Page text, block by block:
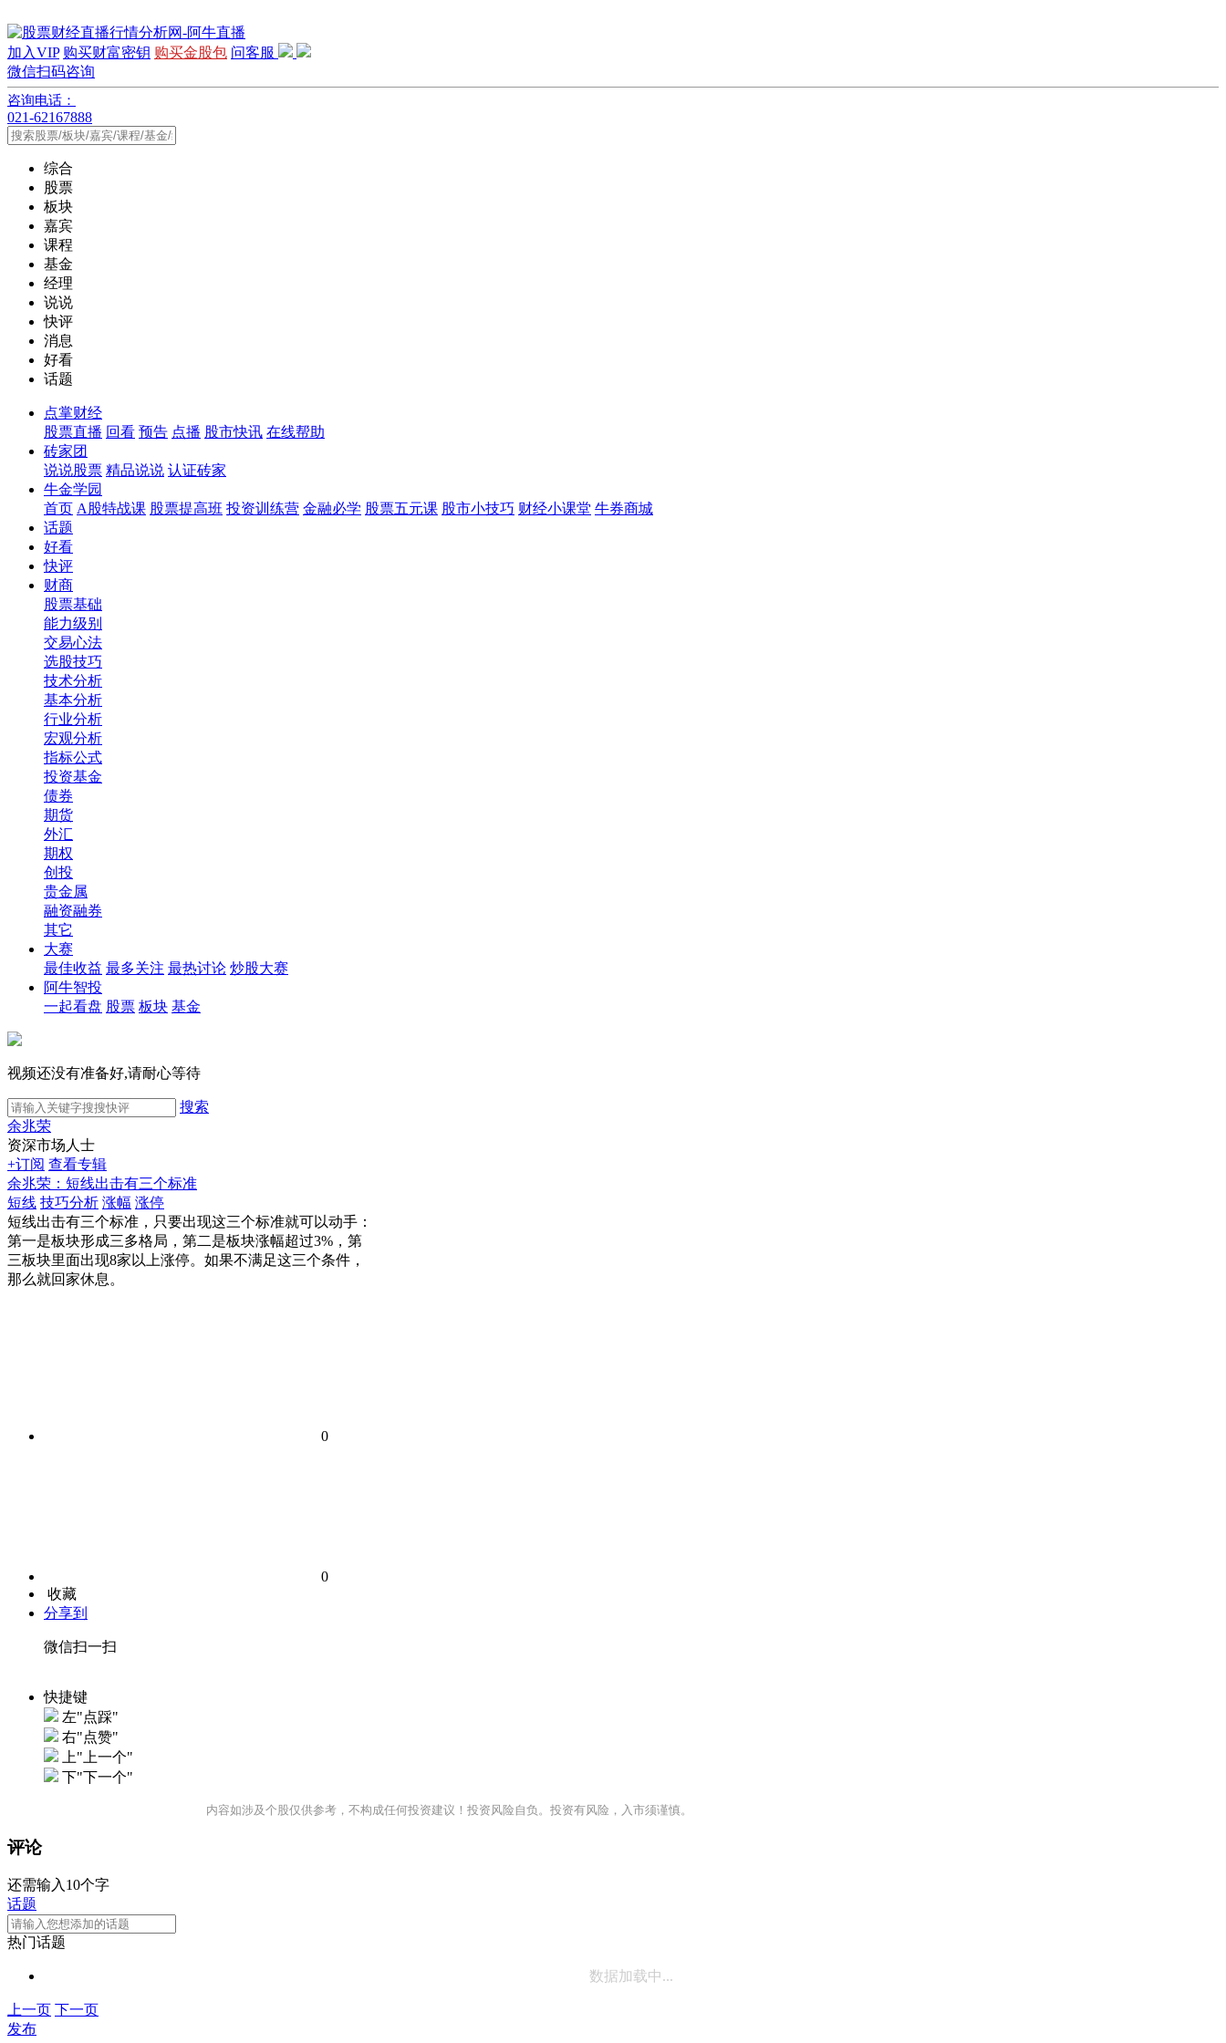
加入VIP 购买财富密钥 购买金股包 问客服
微信扫码咨询
咨询电话：
021-62167888
综合
股票
板块
嘉宾
课程
基金
经理
说说
快评
消息
好看
话题
点掌财经
股票直播 回看 预告 点播 股市快讯 在线帮助
砖家团
说说股票 精品说说 认证砖家
牛金学园
首页 A股特战课 股票提高班 投资训练营 金融必学 股票五元课 股市小技巧 财经小课堂 牛券商城
话题
好看
快评
财商
股票基础
能力级别
交易心法
选股技巧
技术分析
基本分析
行业分析
宏观分析
指标公式
投资基金
债券
期货
外汇
期权
创投
贵金属
融资融券
其它
大赛
最佳收益 最多关注 最热讨论 炒股大赛
阿牛智投
一起看盘 股票 板块 基金
视频还没有准备好,请耐心等待
搜索
余兆荣
资深市场人士
+订阅 查看专辑
余兆荣：短线出击有三个标准
短线 技巧分析 涨幅 涨停
短线出击有三个标准，只要出现这三个标准就可以动手：
第一是板块形成三多格局，第二是板块涨幅超过3%，第
三板块里面出现8家以上涨停。如果不满足这三个条件，
那么就回家休息。
0
0
收藏
分享到
微信扫一扫
快捷键
左"点踩"
右"点赞"
上"上一个"
下"下一个"
内容如涉及个股仅供参考，不构成任何投资建议！投资风险自负。投资有风险，入市须谨慎。
评论
还需输入10个字
话题
热门话题
数据加载中...
上一页 下一页
发布